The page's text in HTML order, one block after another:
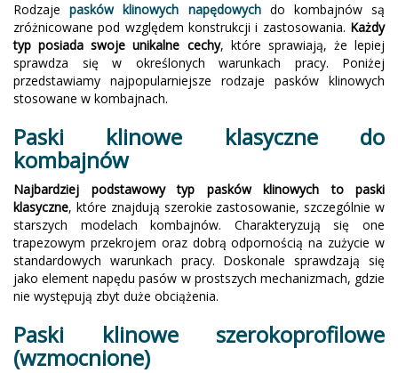
Rodzajepasków klinowych napędowychdo kombajnów są
zróżnicowane pod względem konstrukcji i zastosowania. Każdy
typ posiada swoje unikalne cechy, które sprawiają, że lepiej
sprawdza się w określonych warunkach pracy. Poniżej
przedstawiamy najpopularniejsze rodzaje pasków klinowych
stosowane w kombajnach.
Paski klinowe klasyczne do
kombajnów
Najbardziej podstawowy typ pasków klinowych to paski
klasyczne, które znajdują szerokie zastosowanie, szczególnie w
starszych modelach kombajnów. Charakteryzują się one
trapezowym przekrojem oraz dobrą odpornością na zużycie w
standardowych warunkach pracy. Doskonale sprawdzają się
jako element napędu pasów w prostszych mechanizmach, gdzie
nie występują zbyt duże obciążenia.
Paski klinowe szerokoprofilowe
(wzmocnione)